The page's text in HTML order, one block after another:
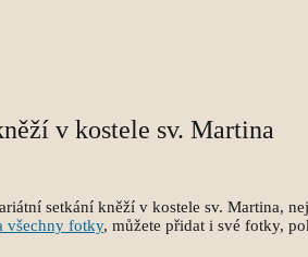
v kostele sv. Martina
setkání kněží v kostele sv. Martina,
všechny fotky, můžete přidat i své fotky,